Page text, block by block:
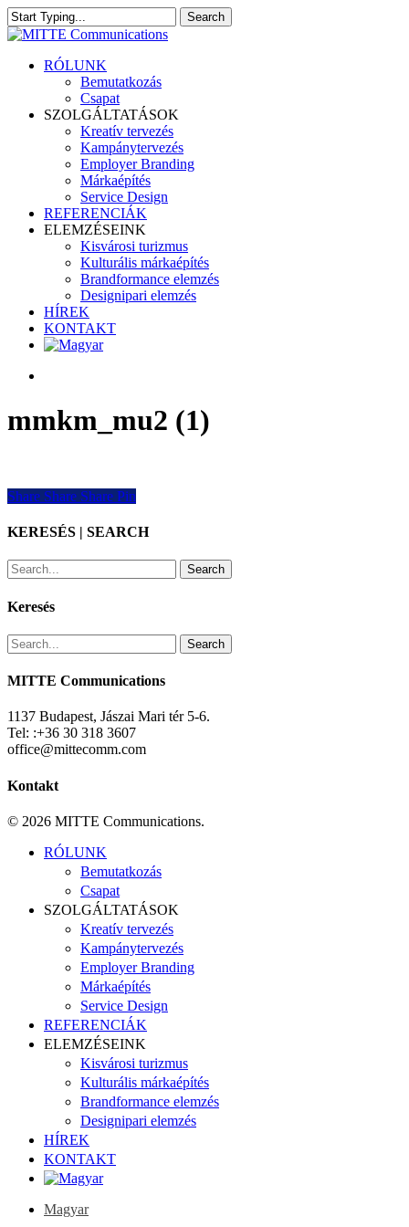
Skip
to
content
Search
Close
search
Menu
RÓLUNK
Bemutatkozás
Csapat
SZOLGÁLTATÁSOK
Kreatív tervezés
Kampánytervezés
Employer Branding
Márkaépítés
Service Design
REFERENCIÁK
ELEMZÉSEINK
Kisvárosi turizmus
Kulturális márkaépítés
Brandformance elemzés
Designipari elemzés
HÍREK
KONTAKT
mmkm_mu2 (1)
Share
Share Share Share Pin
KERESÉS | SEARCH
Search
Keresés
Search
MITTE Communications
1137 Budapest, Jászai Mari tér 5-6.
Tel: :+36 30 318 3607
office@mittecomm.com
Kontakt
© 2026 MITTE Communications.
Close
RÓLUNK
Bemutatkozás
Csapat
SZOLGÁLTATÁSOK
Kreatív tervezés
Kampánytervezés
Employer Branding
Márkaépítés
Service Design
REFERENCIÁK
ELEMZÉSEINK
Kisvárosi turizmus
Kulturális márkaépítés
Brandformance elemzés
Designipari elemzés
HÍREK
KONTAKT
Magyar